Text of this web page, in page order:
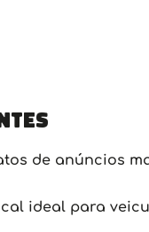
de anúncios
ideal para